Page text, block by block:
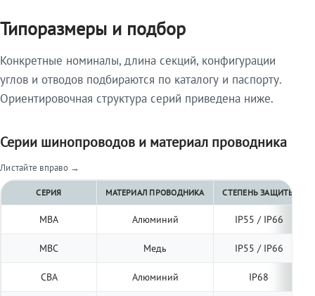
Типоразмеры и подбор
Конкретные номиналы, длина секций, конфигурации
углов и отводов подбираются по каталогу и паспорту.
Ориентировочная структура серий приведена ниже.
Серии шинопроводов и материал проводника
Листайте вправо →
СЕРИЯ МАТЕРИАЛ ПРОВОДНИКА СТЕПЕНЬ ЗАЩИТЫ
МВА Алюминий IP55 / IP66
МВС Медь IP55 / IP66
СВА Алюминий IP68